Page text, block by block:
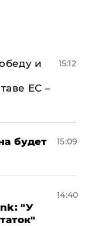
и
ЕС –
15:12
будет
15:09
"У
14:40